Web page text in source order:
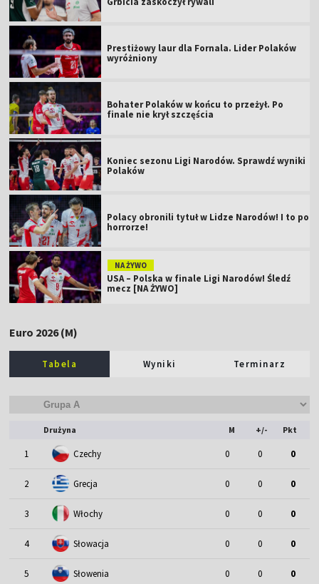
Prestiżowy laur dla Fornala. Lider Polaków
wyróżniony
Bohater Polaków w końcu to przeżył. Po
finale nie krył szczęścia
Koniec sezonu Ligi Narodów. Sprawdź wyniki
Polaków
Polacy obronili tytuł w Lidze Narodów! I to po
horrorze!
NA ŻYWO
USA – Polska w finale Ligi Narodów! Śledź
mecz [NA ŻYWO]
Euro 2026 (M)
Tabela Wyniki Terminarz
Drużyna M +/- Pkt
1 Czechy 0 0 0
2 Grecja 0 0 0
3 Włochy 0 0 0
4 Słowacja 0 0 0
5 Słowenia 0 0 0